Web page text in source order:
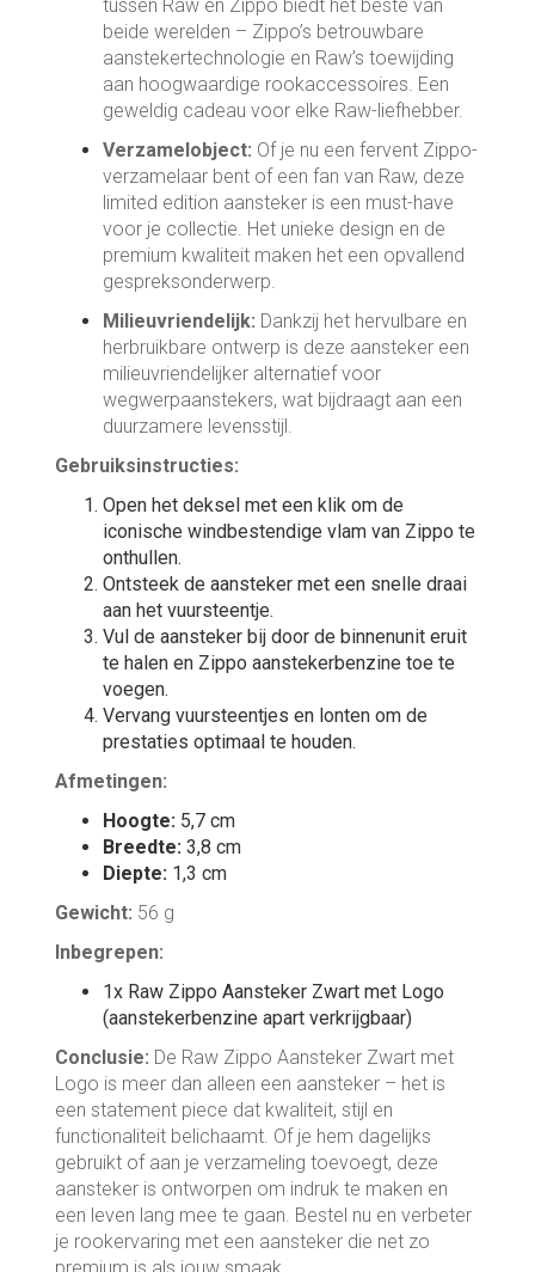
tussen Raw en Zippo biedt het beste van
beide werelden – Zippo’s betrouwbare
aanstekertechnologie en Raw’s toewijding
aan hoogwaardige rookaccessoires. Een
geweldig cadeau voor elke Raw-liefhebber.
Verzamelobject: Of je nu een fervent Zippo-
verzamelaar bent of een fan van Raw, deze
limited edition aansteker is een must-have
voor je collectie. Het unieke design en de
premium kwaliteit maken het een opvallend
gespreksonderwerp.
Milieuvriendelijk: Dankzij het hervulbare en
herbruikbare ontwerp is deze aansteker een
milieuvriendelijker alternatief voor
wegwerpaanstekers, wat bijdraagt aan een
duurzamere levensstijl.
Gebruiksinstructies:
Open het deksel met een klik om de
iconische windbestendige vlam van Zippo te
onthullen.
Ontsteek de aansteker met een snelle draai
aan het vuursteentje.
Vul de aansteker bij door de binnenunit eruit
te halen en Zippo aanstekerbenzine toe te
voegen.
Vervang vuursteentjes en lonten om de
prestaties optimaal te houden.
Afmetingen:
Hoogte: 5,7 cm
Breedte: 3,8 cm
Diepte: 1,3 cm
Gewicht: 56 g
Inbegrepen:
1x Raw Zippo Aansteker Zwart met Logo
(aanstekerbenzine apart verkrijgbaar)
Conclusie: De Raw Zippo Aansteker Zwart met
Logo is meer dan alleen een aansteker – het is
een statement piece dat kwaliteit, stijl en
functionaliteit belichaamt. Of je hem dagelijks
gebruikt of aan je verzameling toevoegt, deze
aansteker is ontworpen om indruk te maken en
een leven lang mee te gaan. Bestel nu en verbeter
je rookervaring met een aansteker die net zo